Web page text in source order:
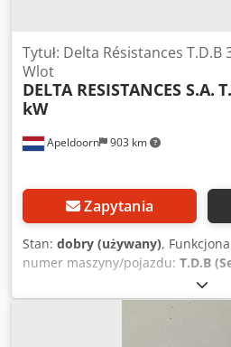
Apeldoorn 903 km
Tytuł: Delta Résistances T.D.B
Wlot
DELTA RESISTANCES S.A.
kW
Zapytania
Stan: dobry (używany),
numer maszyny/pojazdu: T.D.B
Na sprzedaż: Wysokowydajne
zastosowań przemysłowych,
Delta Résistances S.A.